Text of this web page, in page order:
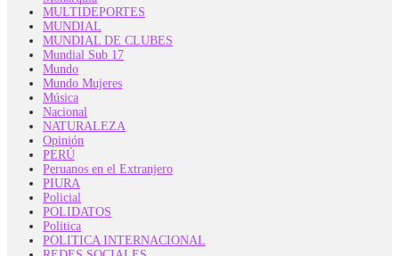
MULTIDEPORTES
MUNDIAL
MUNDIAL DE CLUBES
Mundial Sub 17
Mundo
Mundo Mujeres
Música
Nacional
NATURALEZA
Opinión
PERÚ
Peruanos en el Extranjero
PIURA
Policial
POLIDATOS
Politica
POLITICA INTERNACIONAL